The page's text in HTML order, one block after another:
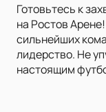
Готовьтесь к
на Ростов
сильнейших
лидерство. Не
настоящим